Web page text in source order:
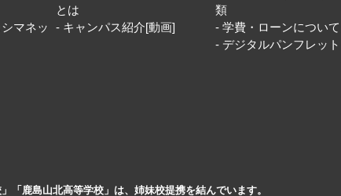
マネッ
とは
キャンパス紹介[動画]
類
学費・ローンについて
デジタルパンフレット
「鹿島山北高等学校」は、姉妹校提携を結んでいます。